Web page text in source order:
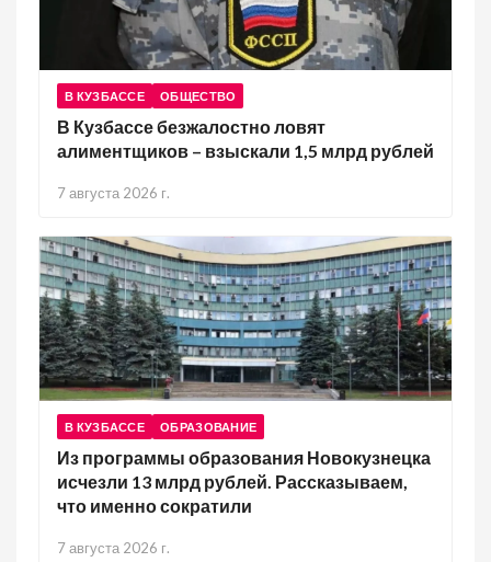
В КУЗБАССЕ ОБЩЕСТВО
В Кузбассе безжалостно ловят
алиментщиков – взыскали 1,5 млрд рублей
7 августа 2026 г.
В КУЗБАССЕ ОБРАЗОВАНИЕ
Из программы образования Новокузнецка
исчезли 13 млрд рублей. Рассказываем,
что именно сократили
7 августа 2026 г.